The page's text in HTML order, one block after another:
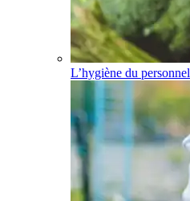
L’hygiène du personnel